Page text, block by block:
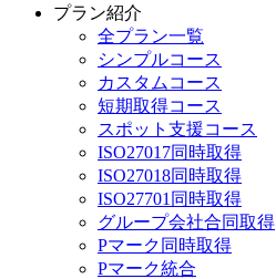
プラン紹介
全プラン一覧
シンプルコース
カスタムコース
短期取得コース
スポット支援コース
ISO27017同時取得
ISO27018同時取得
ISO27701同時取得
グループ会社合同取得
Pマーク同時取得
Pマーク統合